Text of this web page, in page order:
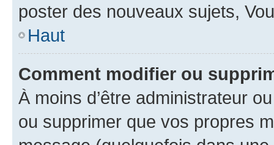
poster des nouveaux sujets,
Haut
Comment modifier ou
À moins d’être administrateur
ou supprimer que vos propres